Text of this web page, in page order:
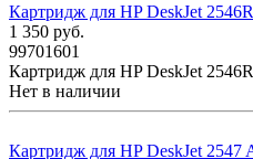
Картридж для HP DeskJet
1 350 руб.
99701601
Картридж для HP DeskJet
Нет в наличии
Картридж для HP DeskJet 2547